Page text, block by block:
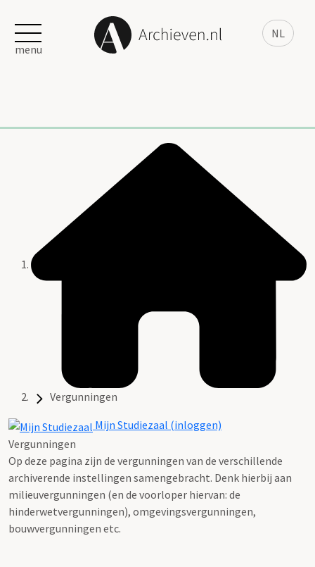
NL
menu
Vergunningen
Mijn Studiezaal (inloggen)
Vergunningen
Op deze pagina zijn de vergunningen van de verschillende
archiverende instellingen samengebracht. Denk hierbij aan
milieuvergunningen (en de voorloper hiervan: de
hinderwetvergunningen), omgevingsvergunningen,
bouwvergunningen etc.